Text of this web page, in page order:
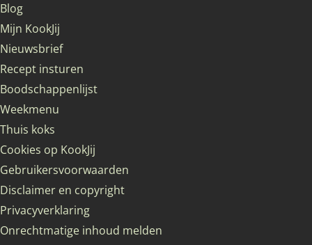
Blog
Mijn KookJij
Nieuwsbrief
Recept insturen
Boodschappenlijst
Weekmenu
Thuis koks
Cookies op KookJij
Gebruikersvoorwaarden
Disclaimer en copyright
Privacyverklaring
Onrechtmatige inhoud melden